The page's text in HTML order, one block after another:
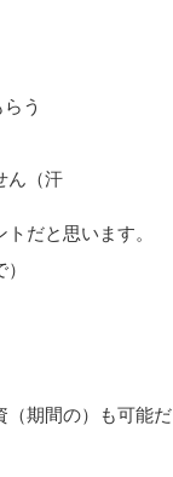
う
ん（汗
だと思います。
期間の）も可能だ